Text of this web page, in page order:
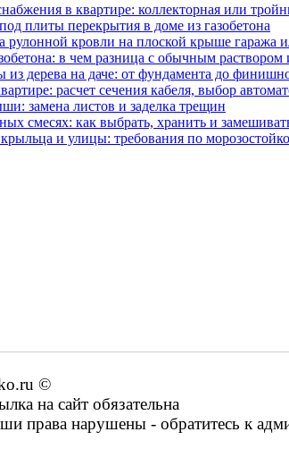
в квартире: коллекторная или
плиты перекрытия в доме из газобетона
рулонной кровли на плоской крыше гаража
в чем разница с обычным раствором
из дерева на даче: от фундамента до
расчет сечения кабеля, выбор
замена листов и заделка трещин
смесях: как выбрать, хранить и
и улицы: требования по
©
на сайт обязательна
права нарушены - обратитесь к